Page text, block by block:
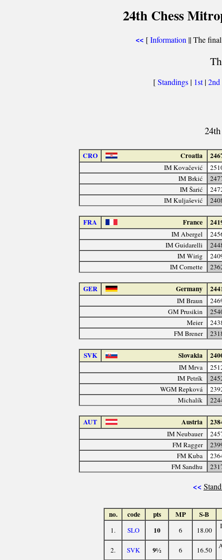
24th Chess
<< [Information || The
[Standings | 1st|2nd
CRO Croatia
IM Kovačević
IM Brkić
IM Šarić
IM Kuljašević
FRA France
IM Abergel
IM Guidarelli
IM Wirig
IM Cornette
GER Germany
IM Braun
GM Prusikin
Meier
FM Brener
SVK Slovakia
IM Mrva
IM Petrík
WGM Repková
Michalík
AUT Austria
IM Neubauer
FM Ragger
FM Kuba
FM Sandhu
<<
no. code pts MP S-B
1. SLO 10 6 18.00
2. SVK 9½ 6 16.50